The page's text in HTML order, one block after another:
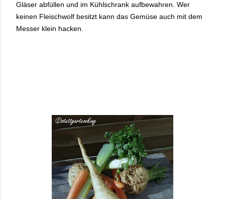
Gläser abfüllen und im Kühlschrank aufbewahren. Wer
keinen Fleischwolf besitzt kann das Gemüse auch mit dem
Messer klein hacken.